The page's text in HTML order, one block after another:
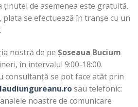
ținutei de asemenea este gratuită.
plata se efectuează în tranșe cu un
nostră de pe Șoseaua Bucium
în intervalul 9:00-18:00.
consultanță se pot face atât prin
sau telefonic:
noastre de comunicare